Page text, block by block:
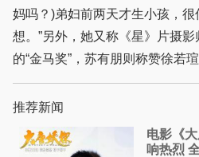
妈吗？)弟妇前两天才生小孩，
想。”另外，她又称《星》片摄
的“金马奖”，苏有朋则称赞徐若瑄
推荐新闻
电影《
响热烈